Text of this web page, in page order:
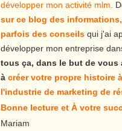
développer mon activité mlm.
sur ce blog des
parfois des conseils qui j'ai
développer mon entreprise
tous ça, dans le but de vous
à créer votre propre histoire
l'industrie de marketing de
Bonne lecture et À votre
Mariam